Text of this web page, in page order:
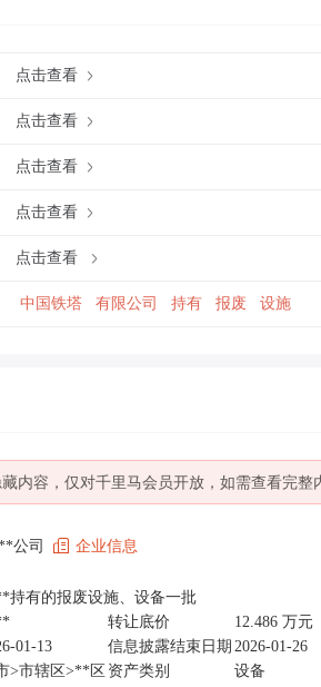
点击查看
点击查看
点击查看
点击查看
点击查看
中国铁塔 有限公司 持有 报废 设施
内容，仅对千里马会员开放，如需查看完整
公司 企业信息
持有的报废设施、设备一批
转让底价
12.486 万元
01-13 信息披露结束日期 2026-01-26
>市辖区>**区 资产类别 设备